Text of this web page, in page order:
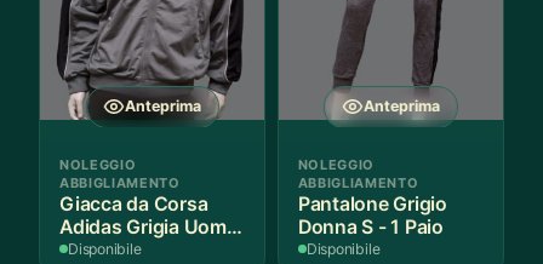
Anteprima
NOLEGGIO
ABBIGLIAMENTO
Giacca da Corsa
Adidas Grigia Uomo
L IT - 1 Pezzo
Disponibile
Anteprima
NOLEGGIO
ABBIGLIAMENTO
Pantalone Grigio
Donna S - 1 Paio
Disponibile